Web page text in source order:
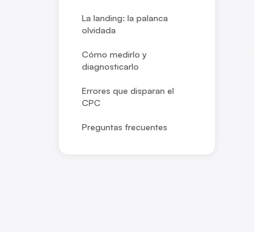
La landing: la palanca
olvidada
Cómo medirlo y
diagnosticarlo
Errores que disparan el
CPC
Preguntas frecuentes